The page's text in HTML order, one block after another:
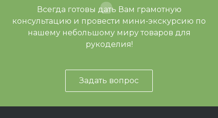
Всегда готовы дать Вам грамотную
консультацию и провести мини-экскурсию по
нашему небольшому миру товаров для
рукоделия!
Задать вопрос